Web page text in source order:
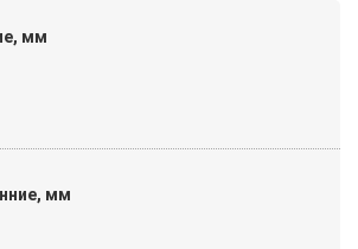
мм
мм